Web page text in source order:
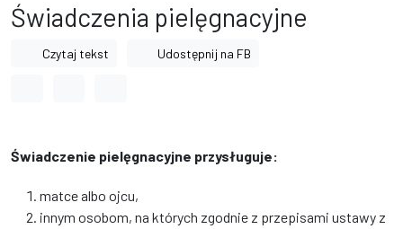
Świadczenia pielęgnacyjne
Czytaj tekst Udostępnij na FB
Świadczenie pielęgnacyjne przysługuje:
matce albo ojcu,
innym osobom, na których zgodnie z przepisami ustawy z